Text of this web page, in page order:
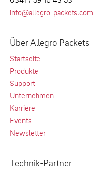
info@allegro-packets.com
Über Allegro Packets
Startseite
Produkte
Support
Unternehmen
Karriere
Events
Newsletter
Technik-Partner